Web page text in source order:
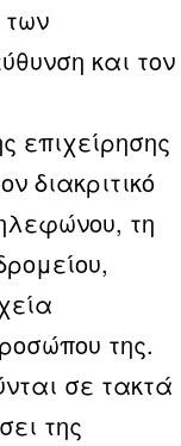
των
και τον
επιχείρησης
διακριτικό
τη
της.
σε τακτά
της